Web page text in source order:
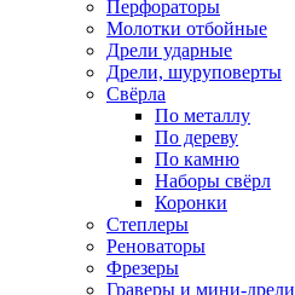
Перфораторы
Молотки отбойные
Дрели ударные
Дрели, шуруповерты
Свёрла
По металлу
По дереву
По камню
Наборы свёрл
Коронки
Степлеры
Реноваторы
Фрезеры
Граверы и мини-дрели